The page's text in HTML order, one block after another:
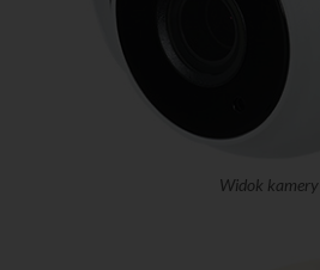
Widok kamery